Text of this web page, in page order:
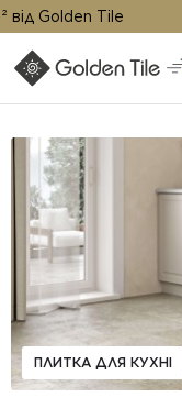
Golden Tile
ПЛИТКА ДЛЯ КУХНІ